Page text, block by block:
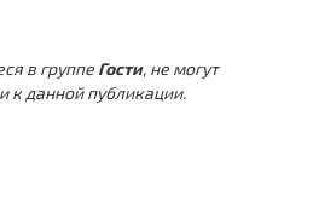
в группе Гости, не могут
к данной публикации.